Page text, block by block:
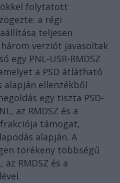
folytatott
a régi
teljesen
verziót javasoltak
egy PNL-USR-RMDSZ
a PSD átlátható
alapján ellenzékből
egy tiszta PSD-
az RMDSZ és a
támogat,
alapján. A
törékeny többségű
az RMDSZ és a